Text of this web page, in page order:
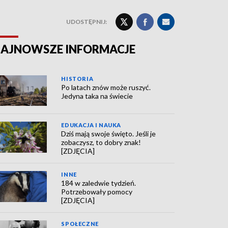
UDOSTĘPNIJ:
INFORMACJE
HISTORIA
Po latach znów może ruszyć.
Jedyna taka na świecie
EDUKACJA I NAUKA
Dziś mają swoje święto. Jeśli je
zobaczysz, to dobry znak!
[ZDJĘCIA]
INNE
184 w zaledwie tydzień.
Potrzebowały pomocy
[ZDJĘCIA]
SPOŁECZNE